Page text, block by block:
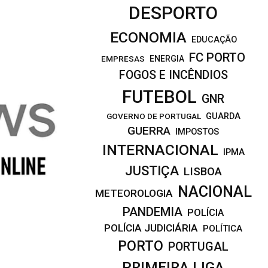
DESPORTO
ECONOMIA
EDUCAÇÃO
EMPRESAS
ENERGIA FC PORTO
FOGOS E INCÊNDIOS
FUTEBOL GNR
GOVERNO DE PORTUGAL GUARDA
GUERRA IMPOSTOS
INTERNACIONAL IPMA
JUSTIÇA LISBOA
METEOROLOGIA NACIONAL
PANDEMIA POLÍCIA
POLÍCIA JUDICIÁRIA POLÍTICA
PORTO PORTUGAL